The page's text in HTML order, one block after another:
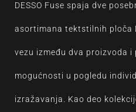
DESSO Fuse spaja dve
asortimana tektstilnih ploča
vezu između dva proizvoda i
mogućnosti u pogledu
izražavanja. Kao deo